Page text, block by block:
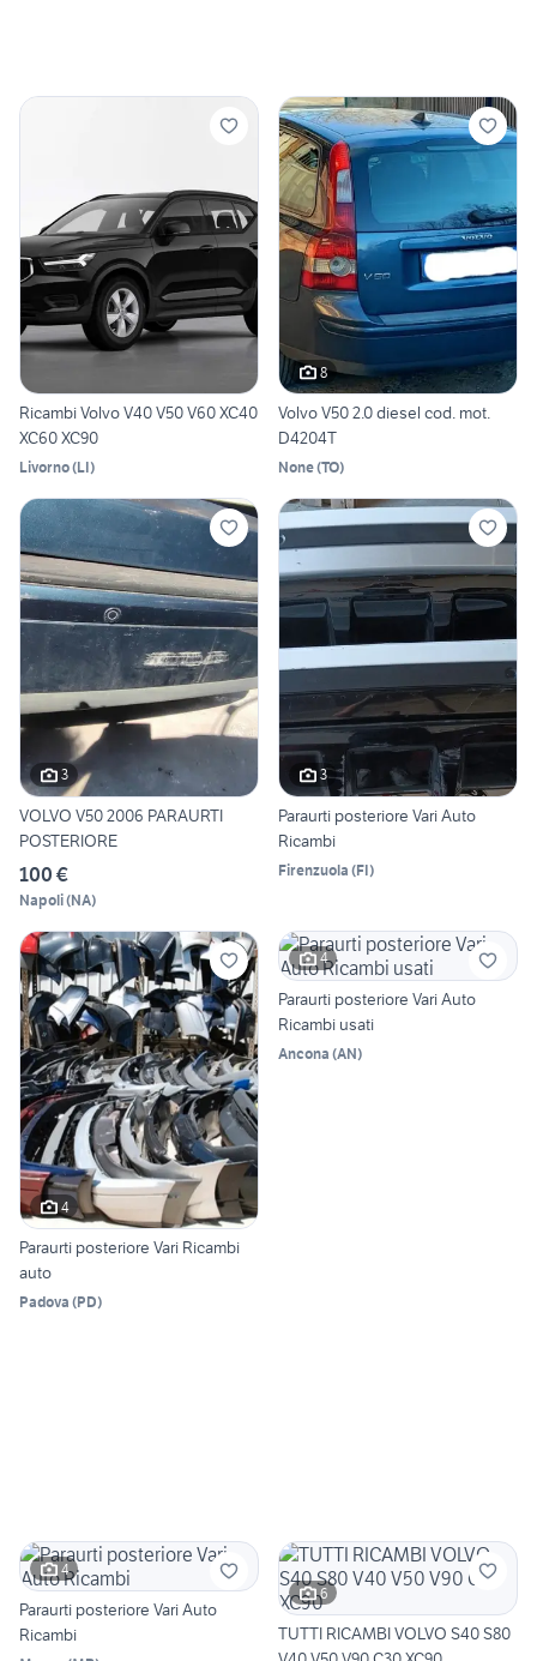
Ricambi Volvo V40 V50 V60 XC40
XC60 XC90
Livorno(LI)
8
Volvo V50 2.0 diesel cod. mot.
D4204T
None(TO)
3
VOLVO V50 2006 PARAURTI
POSTERIORE
100 €
Napoli(NA)
3
Paraurti posteriore Vari Auto
Ricambi
Firenzuola (FI)
4
Paraurti posteriore Vari Ricambi
auto
Padova (PD)
4
Paraurti posteriore Vari Auto
Ricambi usati
Ancona (AN)
4
Paraurti posteriore Vari Auto
Ricambi
6
TUTTI RICAMBI VOLVO S40 S80